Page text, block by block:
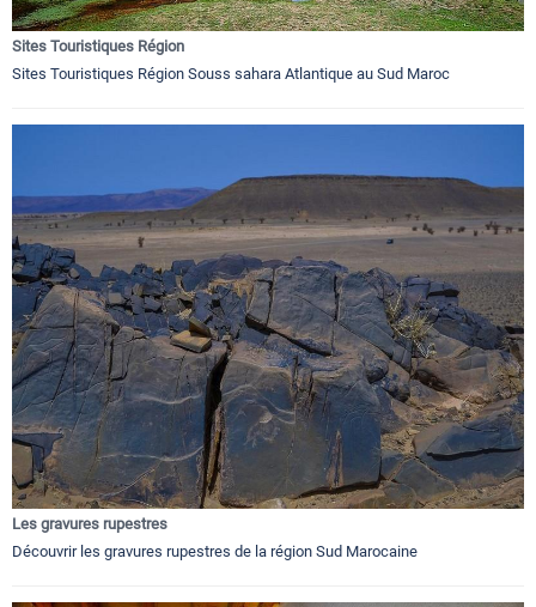
Sites Touristiques Région
Sites Touristiques Région Souss sahara Atlantique au Sud Maroc
Les gravures rupestres
Découvrir les gravures rupestres de la région Sud Marocaine